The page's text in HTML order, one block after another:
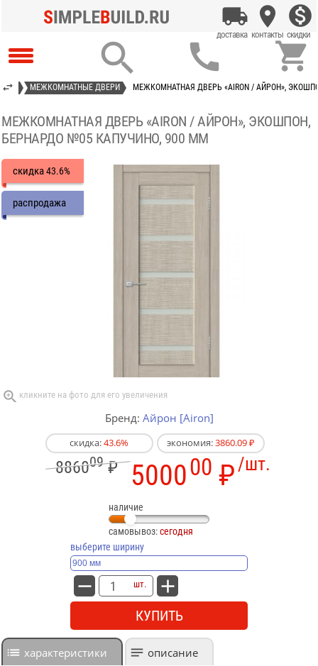
  
МЕЖКОМНАТНЫЕ ДВЕРИ МЕЖКОМНАТНАЯ ДВЕРЬ «AIRON / АЙРОН»,
МЕЖКОМНАТНАЯ ДВЕРЬ «AIRON / АЙРОН», ЭКОШПОН,
БЕРНАРДО №05 КАПУЧИНО, 900 ММ
скидка43.6%
распродажа
Бренд: Айрон [Airon]
скидка:43.6% экономия:3860.09 ₽
886009₽ /шт.
500000 ₽
наличие
самовывоз:сегодня
выберите ширину
шт.
КУПИТЬ
характеристики описание